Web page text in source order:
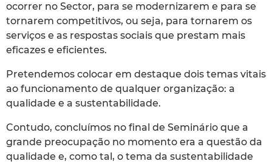
ocorrer no Sector, para se modernizarem e para se
tornarem competitivos, ou seja, para tornarem os
serviços e as respostas sociais que prestam mais
eficazes e eficientes.
Pretendemos colocar em destaque dois temas vitais
ao funcionamento de qualquer organização: a
qualidade e a sustentabilidade.
Contudo, concluímos no final de Seminário que a
grande preocupação no momento era a questão da
qualidade e, como tal, o tema da sustentabilidade